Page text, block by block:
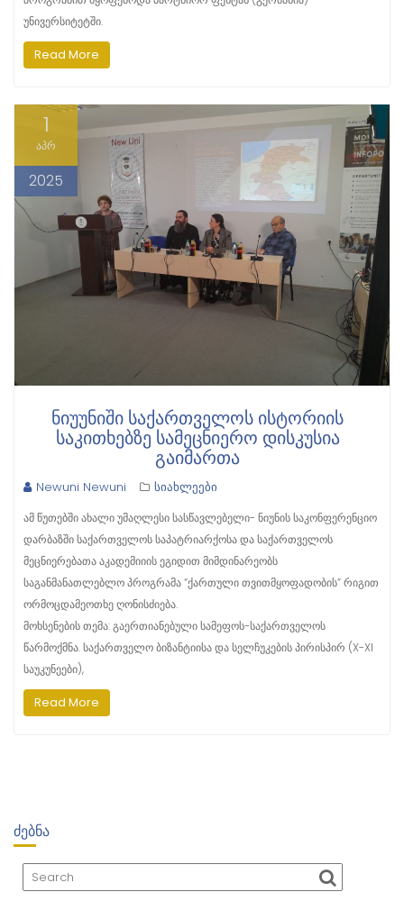
უნივერსიტეტში.
Read More
1
აპრ
2025
ᲜᲘᲣᲣᲜᲘᲨᲘ ᲡᲐᲥᲐᲠᲗᲕᲔᲚᲝᲡ ᲘᲡᲢᲝᲠᲘᲘᲡ
ᲡᲐᲙᲘᲗᲮᲔᲑᲖᲔ ᲡᲐᲛᲔᲪᲜᲘᲔᲠᲝ ᲓᲘᲡᲙᲣᲡᲘᲐ
ᲒᲐᲘᲛᲐᲠᲗᲐ
Newuni Newuni სიახლეები
ამ წუთებში ახალი უმაღლესი სასწავლებელი- ნიუნის საკონფერენციო
დარბაზში საქართველოს საპატრიარქოსა და საქართველოს
მეცნიერებათა აკადემიიის ეგიდით მიმდინარეობს
საგანმანათლებლო პროგრამა “ქართული თვითმყოფადობის” რიგით
ორმოცდამეოთხე ღონისძიება.
მოხსენების თემა: გაერთიანებული სამეფოს-საქართველოს
წარმოქმნა. საქართველო ბიზანტიისა და სელჩუკების პირისპირ (X-XI
საუკუნეები),
Read More
ᲫᲔᲑᲜᲐ